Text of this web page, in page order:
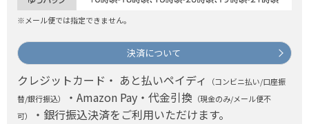
※メール便では指定できません。
決済について
クレジットカード・ あと払いペイディ
（コンビニ払い/口座振
替/銀行振込）
・Amazon Pay・代金引換 （現金のみ/メール便不
可）
・銀行振込決済をご利用いただけます。